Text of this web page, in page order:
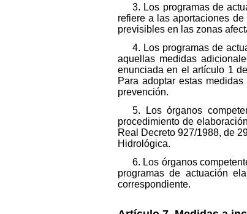
3. Los programas de
refiere a las aportaciones
previsibles en las zonas
4. Los programas de
aquellas medidas
enunciada en el artículo 1
Para adoptar estas
prevención.
5. Los órganos
procedimiento de
Real Decreto 927/1988, de
Hidrológica.
6. Los órganos
programas de actuación
correspondiente.